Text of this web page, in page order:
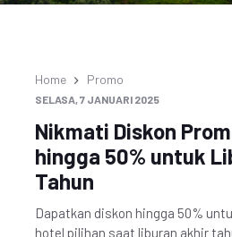
Home Promo
SELASA, 7 JANUARI 2025
Nikmati Diskon
hingga 50% untuk
Tahun
Dapatkan diskon hingga 50%
hotel pilihan saat liburan akhir